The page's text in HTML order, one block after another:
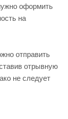
оформить
на
отправить
отрывную
не следует